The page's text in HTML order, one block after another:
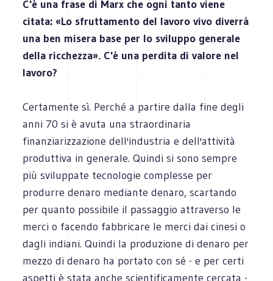
C'è una frase di Marx che ogni tanto viene
citata: «Lo sfruttamento del lavoro vivo diverrà
una ben misera base per lo sviluppo generale
della ricchezza». C'è una perdita di valore nel
lavoro?
Certamente sì. Perché a partire dalla fine degli
anni 70 si è avuta una straordinaria
finanziarizzazione dell'industria e dell'attività
produttiva in generale. Quindi si sono sempre
più sviluppate tecnologie complesse per
produrre denaro mediante denaro, scartando
per quanto possibile il passaggio attraverso le
merci o facendo fabbricare le merci dai cinesi o
dagli indiani. Quindi la produzione di denaro per
mezzo di denaro ha portato con sé - e per certi
aspetti è stata anche scientificamente cercata -